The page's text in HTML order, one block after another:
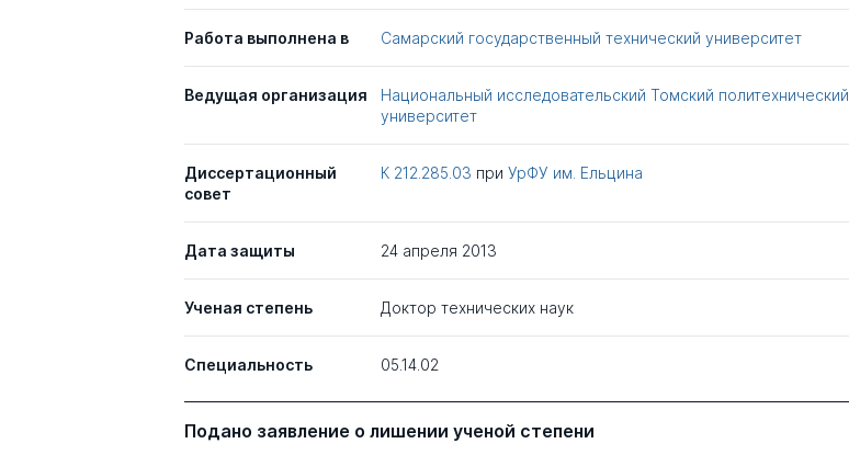
Работа выполнена в Самарский государственный технический университет
Ведущая организация
Национальный исследовательский Томский политехнический
университет
Диссертационный
совет
К 212.285.03 при УрФУ им. Ельцина
Дата защиты 24 апреля 2013
Ученая степень Доктор технических наук
Специальность 05.14.02
Подано заявление о лишении ученой степени